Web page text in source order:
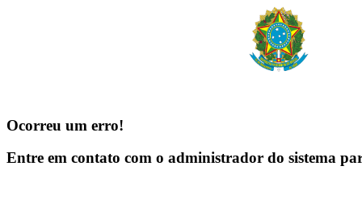
Ocorreu um erro!
Entre em contato com o administrador do sistema